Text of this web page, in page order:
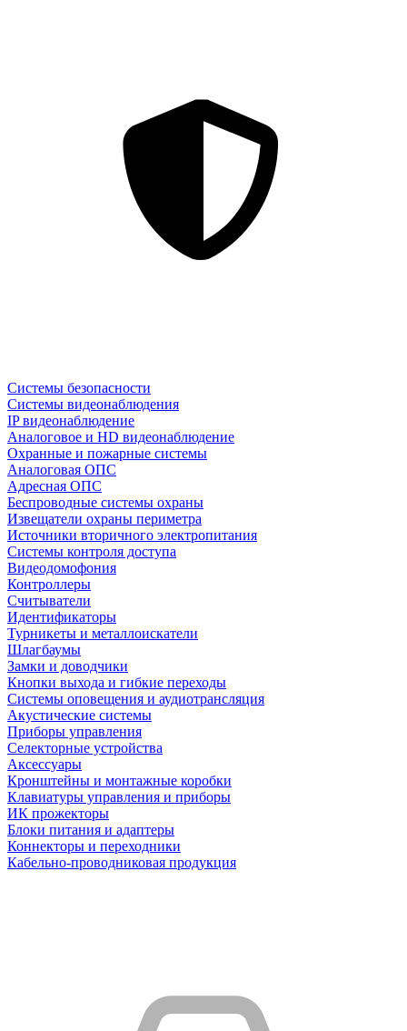
Системы безопасности
Системы видеонаблюдения
IP видеонаблюдение
Аналоговое и HD видеонаблюдение
Охранные и пожарные системы
Аналоговая ОПС
Адресная ОПС
Беспроводные системы охраны
Извещатели охраны периметра
Источники вторичного электропитания
Системы контроля доступа
Видеодомофония
Контроллеры
Считыватели
Идентификаторы
Турникеты и металлоискатели
Шлагбаумы
Замки и доводчики
Кнопки выхода и гибкие переходы
Системы оповещения и аудиотрансляция
Акустические системы
Приборы управления
Селекторные устройства
Аксессуары
Кронштейны и монтажные коробки
Клавиатуры управления и приборы
ИК прожекторы
Блоки питания и адаптеры
Коннекторы и переходники
Кабельно-проводниковая продукция